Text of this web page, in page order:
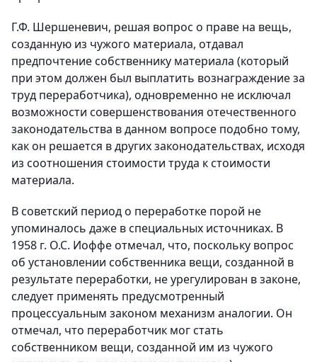
Г.Ф. Шершеневич, решая вопрос о праве на вещь,
созданную из чужого материала, отдавал
предпочтение собственнику материала (который
при этом должен был выплатить вознаграждение за
труд переработчика), одновременно не исключал
возможности совершенствования отечественного
законодательства в данном вопросе подобно тому,
как он решается в других законодательствах, исходя
из соотношения стоимости труда к стоимости
материала.
В советский период о переработке порой не
упоминалось даже в специальных источниках. В
1958 г. О.С. Иоффе отмечал, что, поскольку вопрос
об установлении собственника вещи, созданной в
результате переработки, не урегулирован в законе,
следует применять предусмотренный
процессуальным законом механизм аналогии. Он
отмечал, что переработчик мог стать
собственником вещи, созданной им из чужого